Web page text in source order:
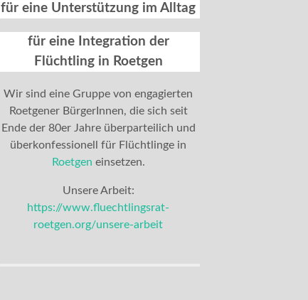
für eine Unterstützung im Alltag
für eine Integration der
Flüchtling in Roetgen
Wir sind eine Gruppe von engagierten
Roetgener BürgerInnen, die sich seit
Ende der 80er Jahre überparteilich und
überkonfessionell für Flüchtlinge in
Roetgen einsetzen.
Unsere Arbeit:
https://www.fluechtlingsrat-
roetgen.org/unsere-arbeit